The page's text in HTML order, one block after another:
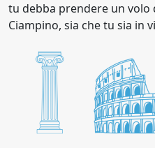
tu debba prendere un volo
Ciampino, sia che tu sia in